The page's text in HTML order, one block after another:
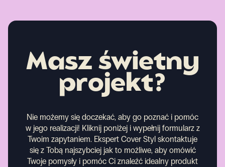
Masz świetny
projekt?
Nie możemy się doczekać, aby go poznać i pomóc
w jego realizacji! Kliknij poniżej i wypełnij formularz z
Twoim zapytaniem. Ekspert Cover Styl skontaktuje
się z Tobą najszybciej jak to możliwe, aby omówić
Twoje pomysły i pomóc Ci znaleźć idealny produkt